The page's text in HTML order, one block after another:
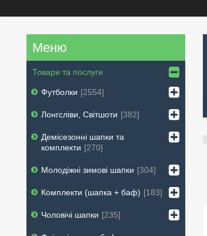
Товари та послуги
Футболки 2554
Лонгсліви, Світшоти 382
Демісезонні шапки та
комплекти
270
Молодіжні зимові шапки 304
Комплекти (шапка + баф) 183
Чоловічі шапки 235